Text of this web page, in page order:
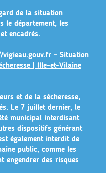
de la situation
le département, les
encadrés.
vigieau.gouv.fr – Situation
| Ille-et-Vilaine
et de la sécheresse,
Le 7 juillet dernier, le
municipal interdisant
dispositifs générant
également interdit de
public, comme les
engendrer des risques